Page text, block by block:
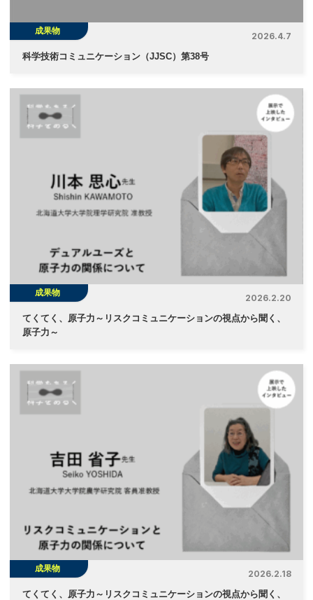
成果物
2026.4.7
科学技術コミュニケーション（JJSC）第38号
成果物
2026.2.20
てくてく、原子力～リスクコミュニケーションの視点から聞く、
原子力～
成果物
2026.2.18
てくてく、原子力～リスクコミュニケーションの視点から聞く、